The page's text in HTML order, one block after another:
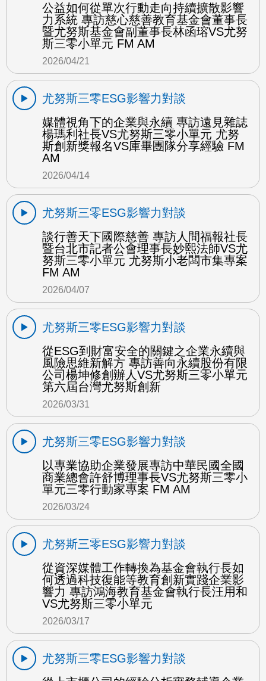
公益如何從單次行動走向持續擴散影響
力系統 專訪慈心慈善教育基金會董事長
暨尤努斯基金會副董事長林函瑢VS尤努
斯三零小單元 FM AM
2026/04/21
尤努斯三零ESG影響力對談
媒體視角下的企業與永續 專訪遠見雜誌
楊瑪利社長VS尤努斯三零小單元 尤努
斯創新獎報名VS庫畢團隊分享經驗 FM
AM
2026/04/14
尤努斯三零ESG影響力對談
談行善天下國際慈善 專訪人間福報社長
暨台北市記者公會理事長妙熙法師VS尤
努斯三零小單元 尤努斯小老闆市集專案
FM AM
2026/04/07
尤努斯三零ESG影響力對談
從ESG到財富安全的關鍵之企業永續與
風險思維新解方 專訪善向永續股份有限
公司楊坤修創辦人VS尤努斯三零小單元
第六屆台灣尤努斯創新
2026/03/31
尤努斯三零ESG影響力對談
以專業協助企業發展專訪中華民國全國
商業總會許舒博理事長VS尤努斯三零小
單元三零行動家專案 FM AM
2026/03/24
尤努斯三零ESG影響力對談
從資深媒體工作轉換為基金會執行長如
何透過科技復能等教育創新實踐企業影
響力 專訪鴻海教育基金會執行長汪用和
VS尤努斯三零小單元
2026/03/17
尤努斯三零ESG影響力對談